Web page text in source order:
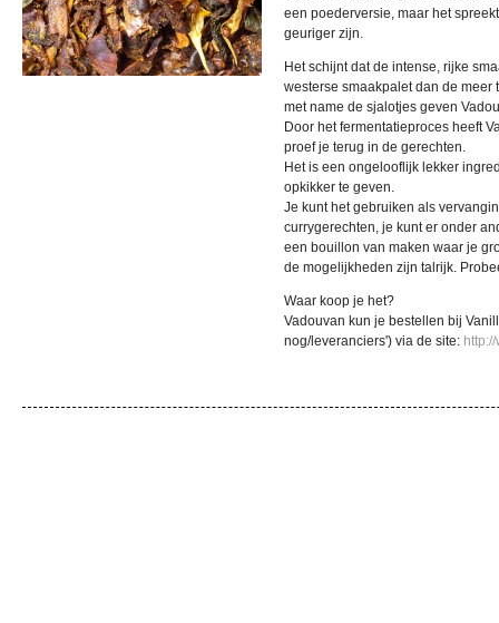
een poederversie, maar het
geuriger zijn.
Het schijnt dat de intense, rijke
westerse smaakpalet dan de
met name de sjalotjes geven
Door het fermentatieproces heeft
proef je terug in de gerechten.
Het is een ongelooflijk lekker
opkikker te geven.
Je kunt het gebruiken als
currygerechten, je kunt er onder
een bouillon van maken waar je
de mogelijkheden zijn talrijk.
Waar koop je het?
Vadouvan kun je bestellen bij
nog/leveranciers') via de site: